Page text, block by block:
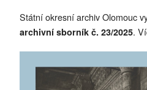
Státní okresní archiv Olomouc
archivní sborník č. 23/2025.